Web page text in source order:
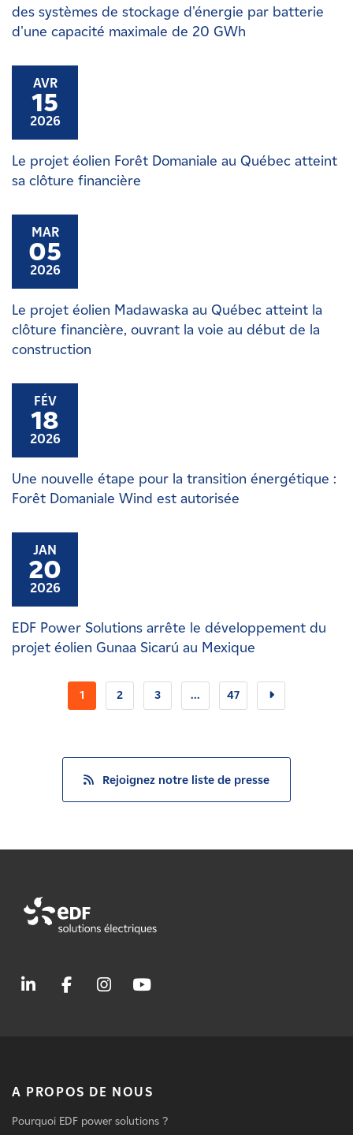
des systèmes de stockage d'énergie par batterie
d'une capacité maximale de 20 GWh
AVR
15
2026
Le projet éolien Forêt Domaniale au Québec atteint
sa clôture financière
MAR
05
2026
Le projet éolien Madawaska au Québec atteint la
clôture financière, ouvrant la voie au début de la
construction
FÉV
18
2026
Une nouvelle étape pour la transition énergétique :
Forêt Domaniale Wind est autorisée
JAN
20
2026
EDF Power Solutions arrête le développement du
projet éolien Gunaa Sicarú au Mexique
1 2 3 ... 47
Rejoignez notre liste de presse
A PROPOS DE NOUS
Pourquoi EDF power solutions ?